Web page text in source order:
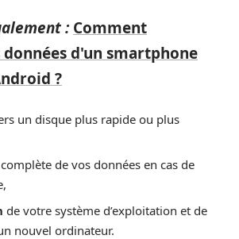
: Comment
d'un smartphone
?
un disque plus rapide ou plus
complète de vos données en cas de
de votre système d’exploitation et de
nouvel ordinateur.